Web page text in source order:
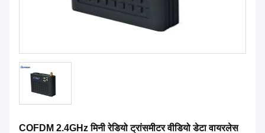
COFDM 2.4GHz मिनी रेडियो ट्रांसमीटर वीडियो डेटा वायरलेस